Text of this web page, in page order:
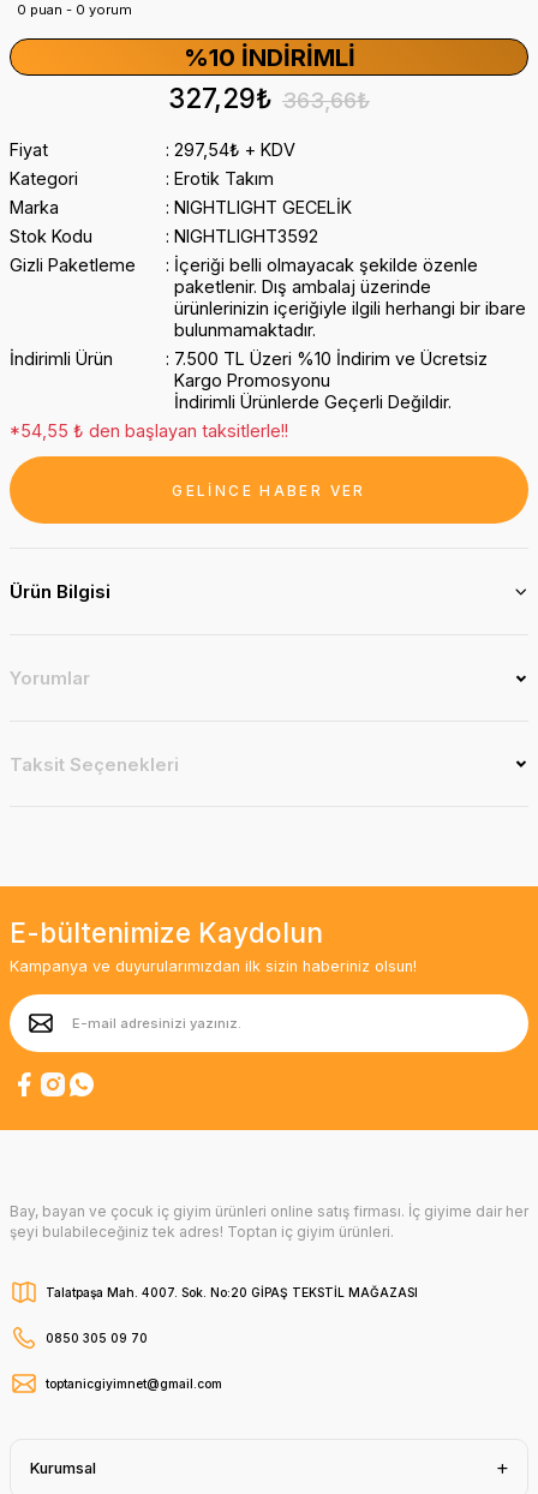
0 puan - 0 yorum
%10 İNDIRIMLI
327,29₺ 363,66₺
Fiyat
297,54₺ + KDV
Kategori
Erotik Takım
Marka
NIGHTLIGHT GECELİK
Stok Kodu
NIGHTLIGHT3592
Gizli Paketleme
İçeriği belli olmayacak şekilde özenle
paketlenir. Dış ambalaj üzerinde
ürünlerinizin içeriğiyle ilgili herhangi bir ibare
bulunmamaktadır.
İndirimli Ürün
7.500 TL Üzeri %10 İndirim ve Ücretsiz
Kargo Promosyonu
İndirimli Ürünlerde Geçerli Değildir.
*54,55 ₺ den başlayan taksitlerle!!
GELİNCE HABER VER
Ürün Bilgisi
Yorumlar
Taksit Seçenekleri
E-bültenimize Kaydolun
Kampanya ve duyurularımızdan ilk sizin haberiniz olsun!
Bay, bayan ve çocuk iç giyim ürünleri online satış firması. İç giyime dair her
şeyi bulabileceğiniz tek adres! Toptan iç giyim ürünleri.
Talatpaşa Mah. 4007. Sok. No:20 GİPAŞ TEKSTİL MAĞAZASI
0850 305 09 70
toptanicgiyimnet@gmail.com
Kurumsal